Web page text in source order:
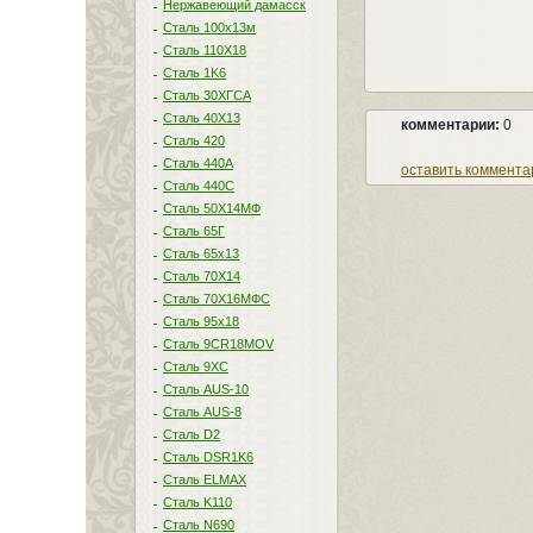
Нержавеющий дамасск
Сталь 100х13м
Сталь 110Х18
Сталь 1K6
Сталь 30ХГСА
Сталь 40Х13
Сталь 420
Сталь 440A
Сталь 440С
Сталь 50Х14МФ
Сталь 65Г
Сталь 65х13
Сталь 70Х14
Сталь 70Х16МФС
Сталь 95х18
Сталь 9CR18MOV
Сталь 9ХС
Сталь AUS-10
Сталь AUS-8
Сталь D2
Сталь DSR1K6
Сталь ELMAX
Сталь K110
Сталь N690
комментарии: 0
оставить